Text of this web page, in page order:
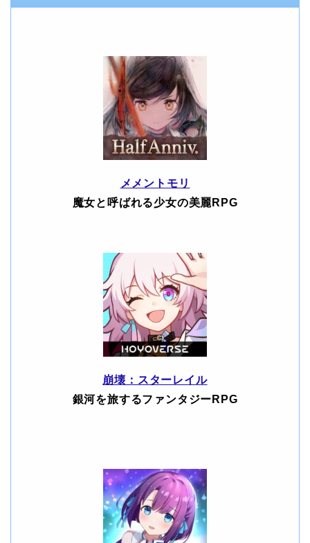
メメントモリ
魔女と呼ばれる少女の美麗RPG
崩壊：スターレイル
銀河を旅するファンタジーRPG